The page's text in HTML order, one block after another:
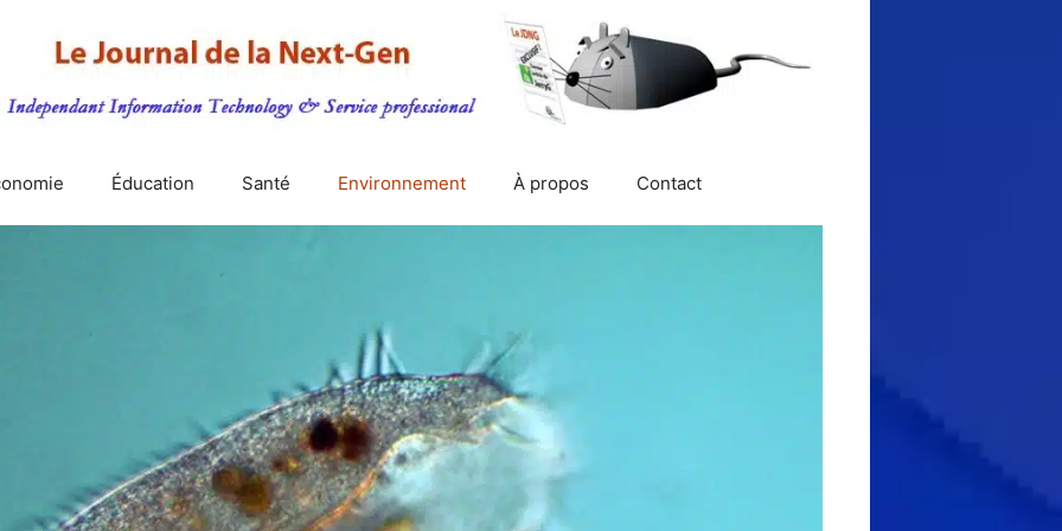
Éducation Santé Environnement À propos Contact